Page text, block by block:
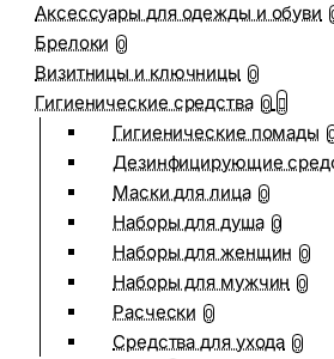
Аксессуары для одежды и обуви
Брелоки 0
Визитницы и ключницы 0
Гигиенические средства 0
Гигиенические помады
Дезинфицирующие
Маски для лица 0
Наборы для душа 0
Наборы для женщин 0
Наборы для мужчин 0
Расчески 0
Средства для ухода 0